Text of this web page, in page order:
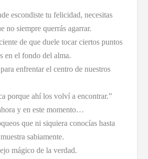
escondiste tu felicidad, necesitas
no siempre querrás agarrar.
de que duele tocar ciertos puntos
en el fondo del alma.
enfrentar el centro de nuestros
porque ahí los volví a encontrar.”
y en este momento…
que ni siquiera conocías hasta
sabiamente.
mágico de la verdad.